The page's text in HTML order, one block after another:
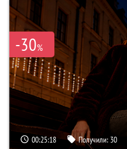
-30%
00:25:17 Получили: 30